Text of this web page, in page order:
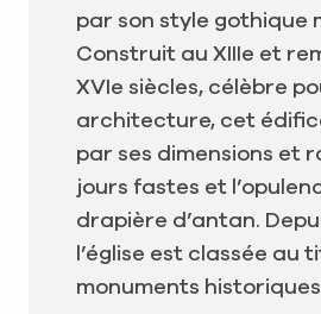
par son style gothique
Construit au XIIIe et
XVIe siècles, célèbre
architecture, cet
par ses dimensions et
jours fastes et
drapière d’antan.
l’église est classée au
monuments